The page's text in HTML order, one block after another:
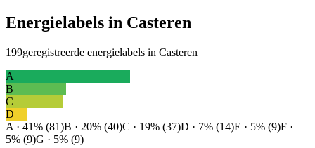
Energielabels in Casteren
199geregistreerde energielabels in Casteren
A
B
C
D
A · 41% (81)B · 20% (40)C · 19% (37)D · 7% (14)E · 5% (9)F ·
5% (9)G · 5% (9)